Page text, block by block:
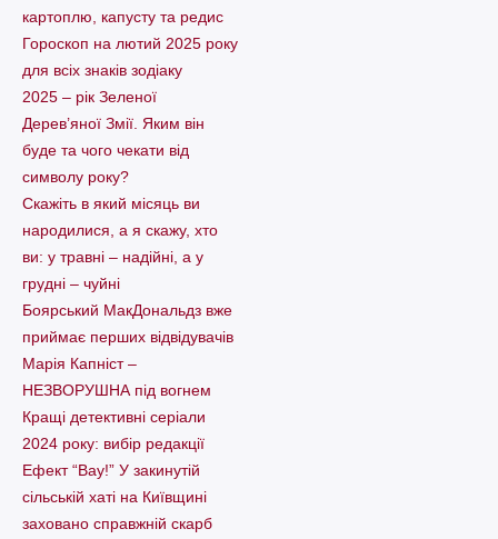
картоплю, капусту та редис
Гороскоп на лютий 2025 року
для всіх знаків зодіаку
2025 – рік Зеленої
Дерев’яної Змії. Яким він
буде та чого чекати від
символу року?
Скажіть в який місяць ви
народилися, а я скажу, хто
ви: у травні – надійні, а у
грудні – чуйні
Боярський МакДональдз вже
приймає перших відвідувачів
Марія Капніст –
НЕЗВОРУШНА під вогнем
Кращі детективні серіали
2024 року: вибір редакції
Ефект “Вау!” У закинутій
сільській хаті на Київщині
заховано справжній скарб